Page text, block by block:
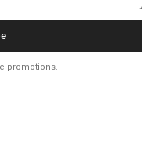
promotions.